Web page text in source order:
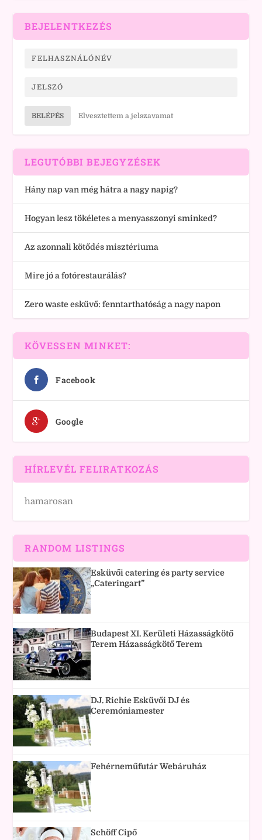
BEJELENTKEZÉS
BELÉPÉS Elvesztettem a jelszavamat
LEGUTÓBBI BEJEGYZÉSEK
Hány nap van még hátra a nagy napig?
Hogyan lesz tökéletes a menyasszonyi sminked?
Az azonnali kötődés misztériuma
Mire jó a fotórestaurálás?
Zero waste esküvő: fenntarthatóság a nagy napon
KÖVESSEN MINKET:
Facebook
Google
HÍRLEVÉL FELIRATKOZÁS
hamarosan
RANDOM LISTINGS
Esküvői catering és party service
„Cateringart”
Budapest XI. Kerületi Házasságkötő
Terem Házasságkötő Terem
DJ. Richie Esküvői DJ és
Ceremóniamester
Fehérneműfutár Webáruház
Schöff Cipő